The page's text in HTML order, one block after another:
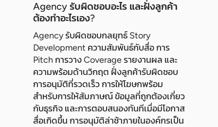
Agency รับผิดชอบอะไร และฝั่งลูกค้า
ต้องทำอะไรเอง?
Agency รับผิดชอบกลยุทธ์ Story
Development ความสัมพันธ์กับสื่อ การ
Pitch การวาง Coverage รายงานผล และ
ความพร้อมด้านวิกฤต ฝั่งลูกค้ารับผิดชอบ
การอนุมัติที่รวดเร็ว การให้โฆษกพร้อม
สำหรับการให้สัมภาษณ์ ข้อมูลที่ถูกต้องเกี่ยว
กับธุรกิจ และการตอบสนองทันทีเมื่อมีโอกาส
สื่อเกิดขึ้น การอนุมัติล่าช้าภายในองค์กรเป็น